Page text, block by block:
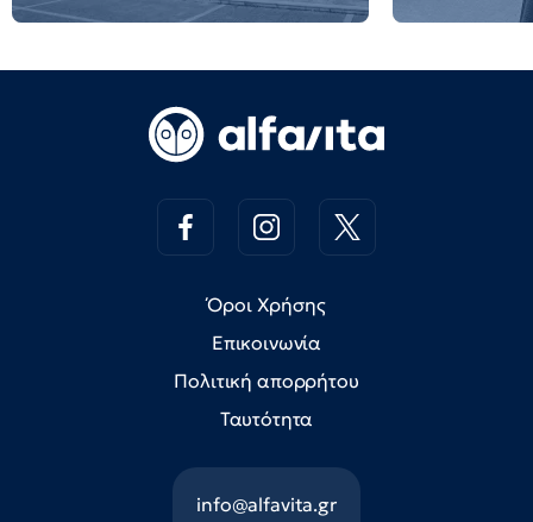
Όροι Χρήσης
Επικοινωνία
Πολιτική απορρήτου
Ταυτότητα
info@alfavita.gr